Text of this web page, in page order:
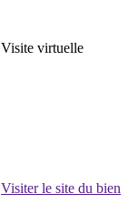
Visite virtuelle
Visiter le site du bien